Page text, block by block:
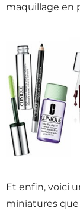
maquillage en
Et enfin, voici
miniatures que